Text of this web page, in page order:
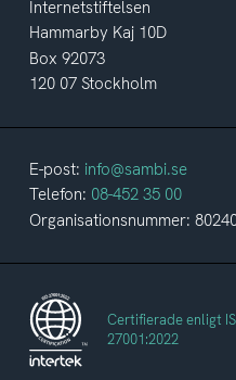
Internetstiftelsen
Hammarby Kaj 10D
Box 92073
120 07 Stockholm
E-post: info@sambi.se
Telefon: 08-452 35 00
Organisationsnummer:
Certifierade enligt
27001:2022